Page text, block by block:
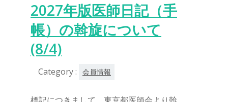
2027年版医師日記（手
帳）の斡旋について
(8/4)
Category : 会員情報
標記につきまして、東京都医師会より斡